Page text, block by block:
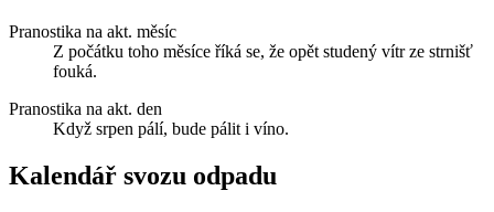
Pranostika na akt. měsíc
Z počátku toho měsíce říká se, že opět studený vítr ze strnišť
fouká.
Pranostika na akt. den
Když srpen pálí, bude pálit i víno.
Kalendář svozu odpadu